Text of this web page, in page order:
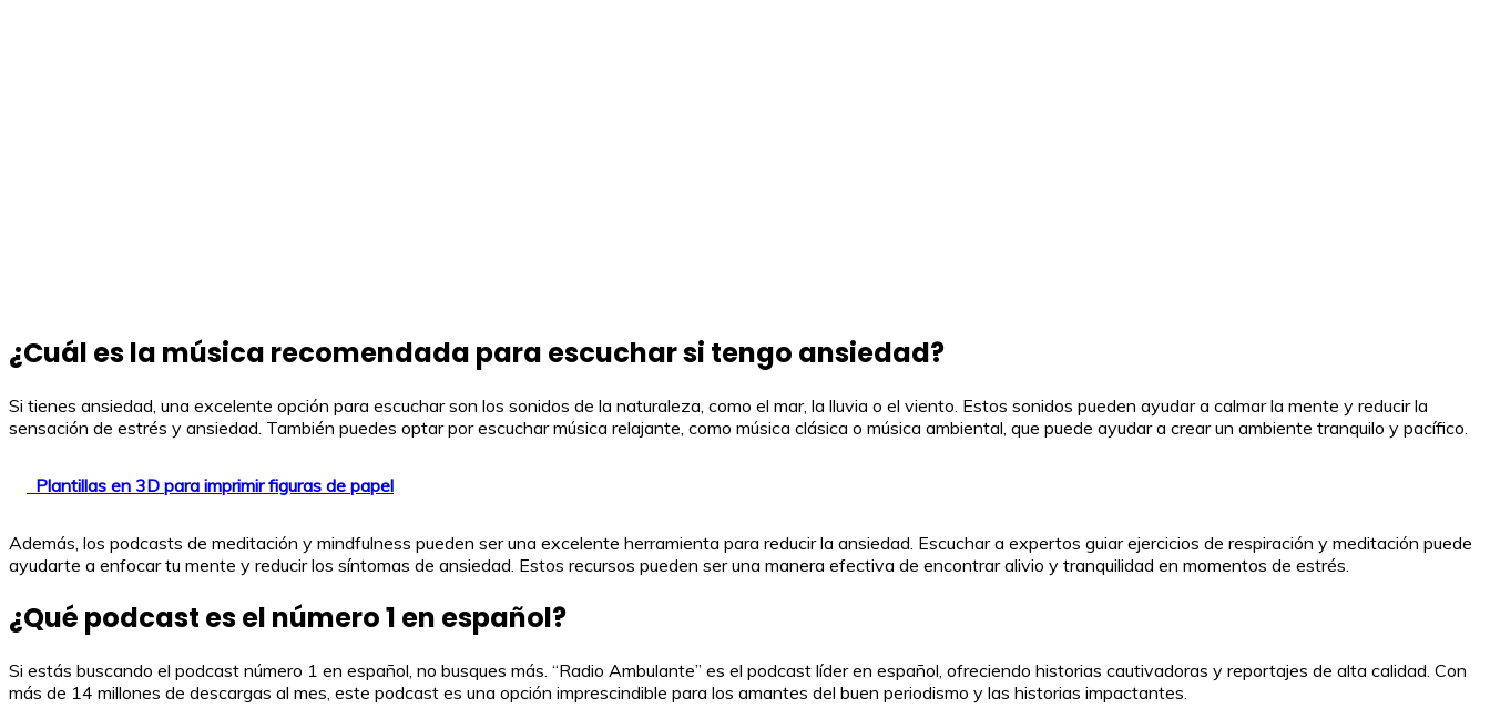
¿Cuál es la música recomendada para escuchar si tengo ansiedad?
Si tienes ansiedad, una excelente opción para escuchar son los sonidos de la naturaleza, como el mar, la lluvia o el viento. Estos sonidos pueden ayudar a calmar la mente y reducir la
sensación de estrés y ansiedad. También puedes optar por escuchar música relajante, como música clásica o música ambiental, que puede ayudar a crear un ambiente tranquilo y pacífico.
Plantillas en 3D para imprimir figuras de papel
Además, los podcasts de meditación y mindfulness pueden ser una excelente herramienta para reducir la ansiedad. Escuchar a expertos guiar ejercicios de respiración y meditación puede
ayudarte a enfocar tu mente y reducir los síntomas de ansiedad. Estos recursos pueden ser una manera efectiva de encontrar alivio y tranquilidad en momentos de estrés.
¿Qué podcast es el número 1 en español?
Si estás buscando el podcast número 1 en español, no busques más. “Radio Ambulante” es el podcast líder en español, ofreciendo historias cautivadoras y reportajes de alta calidad. Con
más de 14 millones de descargas al mes, este podcast es una opción imprescindible para los amantes del buen periodismo y las historias impactantes.